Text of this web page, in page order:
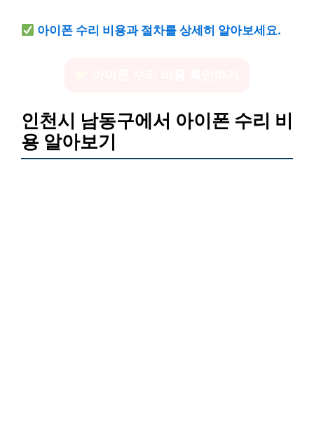
아이폰 수리 비용과 절차를 상세히 알아보세요.
인천시 남동구에서 아이폰 수리 비
용 알아보기